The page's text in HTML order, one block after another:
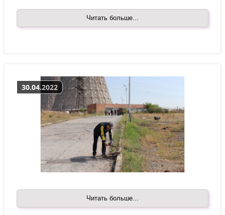
Читать больше...
30.04.2022
Читать больше...